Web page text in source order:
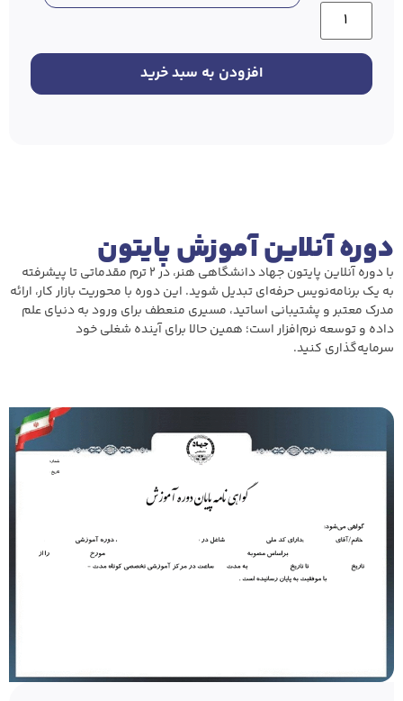
افزودن به سبد خرید
دوره آنلاین آموزش پایتون
با دوره آنلاین پایتون جهاد دانشگاهی هنر، در ۲ ترم مقدماتی تا پیشرفته
به یک برنامه‌نویس حرفه‌ای تبدیل شوید. این دوره با محوریت بازار کار، ارائه
مدرک معتبر و پشتیبانی اساتید، مسیری منعطف برای ورود به دنیای علم
داده و توسعه نرم‌افزار است؛ همین حالا برای آینده شغلی خود
سرمایه‌گذاری کنید.